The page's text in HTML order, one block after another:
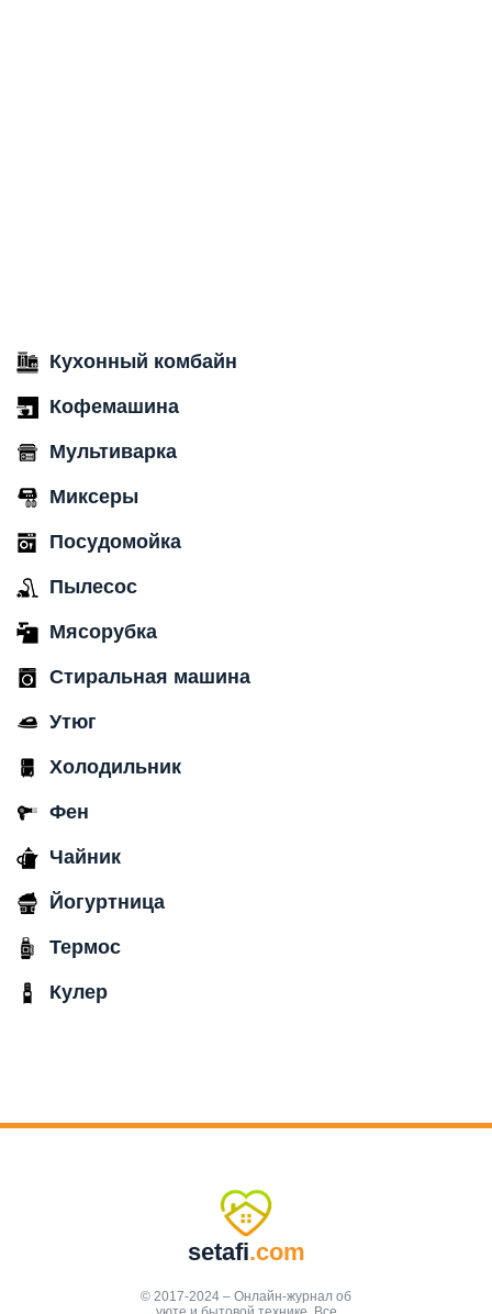
Кухонный комбайн
Кофемашина
Мультиварка
Миксеры
Посудомойка
Пылесос
Мясорубка
Стиральная машина
Утюг
Холодильник
Фен
Чайник
Йогуртница
Термос
Кулер
setafi.com
© 2017-2024 – Онлайн-журнал об